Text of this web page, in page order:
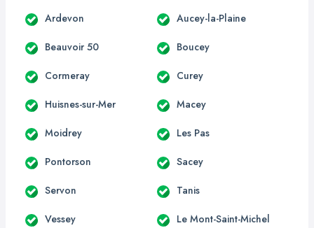
Ardevon Aucey-la-Plaine
Beauvoir 50 Boucey
Cormeray Curey
Huisnes-sur-Mer Macey
Moidrey Les Pas
Pontorson Sacey
Servon Tanis
Vessey Le Mont-Saint-Michel